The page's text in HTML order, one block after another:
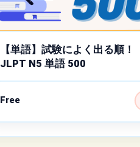
【単語】試験によく出る順！
JLPT N5 単語 500
Free